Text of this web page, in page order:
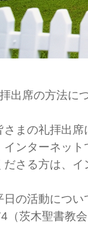
出席の方法に
まの礼拝出席
インターネッ
ださる方は、
の活動につい
（茨木聖書教